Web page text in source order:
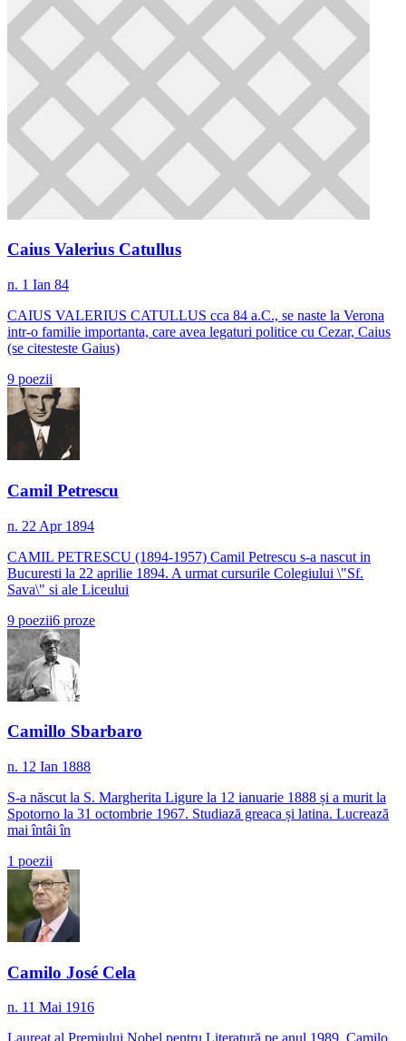
Caius Valerius Catullus
n. 1 Ian 84
CAIUS VALERIUS CATULLUS cca 84 a.C., se naste la Verona
intr-o familie importanta, care avea legaturi politice cu Cezar, Caius
(se citesteste Gaius)
9 poezii
Camil Petrescu
n. 22 Apr 1894
CAMIL PETRESCU (1894-1957) Camil Petrescu s-a nascut in
Bucuresti la 22 aprilie 1894. A urmat cursurile Colegiului \"Sf.
Sava\" si ale Liceului
9 poezii6 proze
Camillo Sbarbaro
n. 12 Ian 1888
S-a născut la S. Margherita Ligure la 12 ianuarie 1888 și a murit la
Spotorno la 31 octombrie 1967. Studiază greaca și latina. Lucrează
mai întâi în
1 poezii
Camilo José Cela
n. 11 Mai 1916